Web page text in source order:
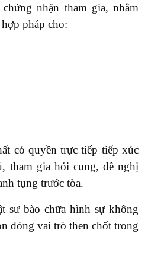
nhận tham gia, nhằm
pháp cho:
có quyền trực tiếp tiếp xúc
tham gia hỏi cung, đề nghị
tụng trước tòa.
sư bào chữa hình sự không
đóng vai trò then chốt trong